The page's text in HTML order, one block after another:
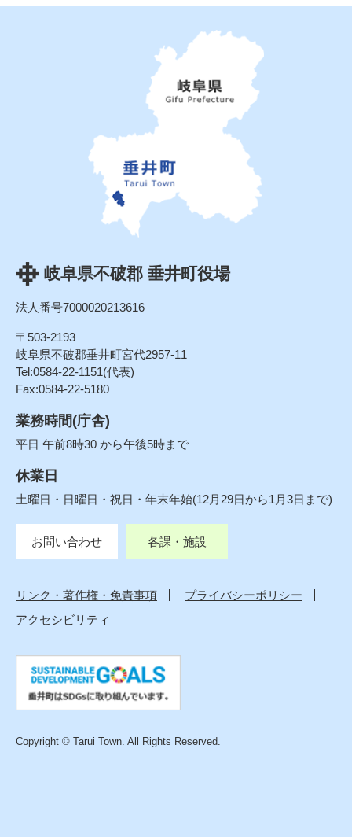
岐阜県不破郡 垂井町役場
法人番号7000020213616
〒503-2193
岐阜県不破郡垂井町宮代2957-11
Tel:0584-22-1151(代表)
Fax:0584-22-5180
業務時間(庁舎)
平日 午前8時30 から午後5時まで
休業日
土曜日・日曜日・祝日・年末年始(12月29日から1月3日まで)
お問い合わせ 各課・施設
リンク・著作権・免責事項
プライバシーポリシー
アクセシビリティ
Copyright © Tarui Town. All Rights Reserved.